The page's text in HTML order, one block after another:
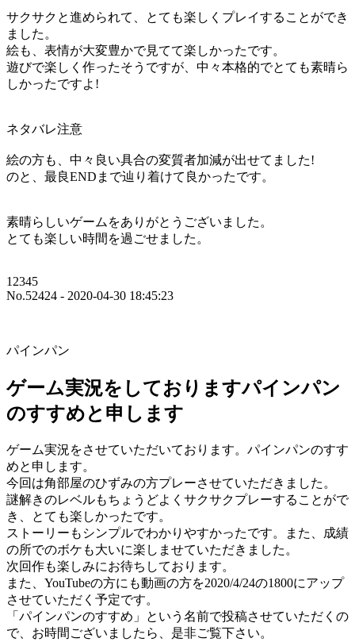
サクサクと進められて、とても楽しくプレイすることができ
ました。
絵も、表情が大変豊かで見てて楽しかったです。
遊びで楽しく作ったそうですが、中々本格的でとても素晴ら
しかったですよ!
ネタバレ注意
絵の方も、中々良い具合の変質者加減が出せてました!
のと、最良ENDまで辿り着けて良かったです。
素晴らしいゲームをありがとうございました。
とても楽しい時間を過ごせました。
12345
No.52424 - 2020-04-30 18:45:23
パインパン
ゲーム実況をしておりますパインパン
のすすめと申します
ゲーム実況をさせていただいております。パインパンのすす
めと申します。
今回は角部屋のひずみの方プレーさせていただきました。
謎解きのレベルもちょうどよくサクサクプレーすることがで
き、とても楽しかったです。
ストーリーもシンプルでわかりやすかったです。また、成績
の所でのボケも大いに楽しませていただきました。
次回作も楽しみにお待ちしております。
また、YouTubeの方にも動画の方を2020/4/24の1800にアップ
させていただく予定です。
「パインパンのすすめ」という名前で投稿させていただくの
で、お時間ございましたら、是非ご覧下さい。